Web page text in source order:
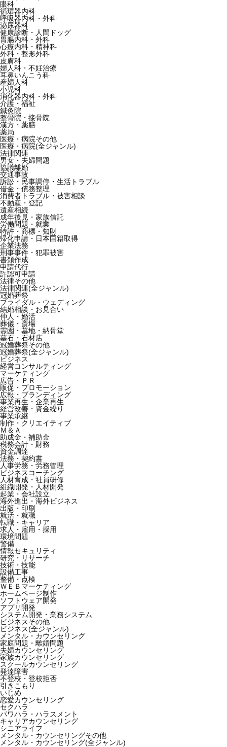
眼科
循環器内科
呼吸器内科・外科
泌尿器科
健康診断・人間ドッグ
胃腸内科・外科
心療内科・精神科
外科・整形外科
皮膚科
婦人科・不妊治療
耳鼻いんこう科
産婦人科
小児科
消化器内科・外科
介護・福祉
鍼灸院
整骨院・接骨院
漢方・薬膳
薬局
医療・病院その他
医療・病院(全ジャンル)
法律関連
男女・夫婦問題
協議離婚
交通事故
訴訟・民事調停・生活トラブル
借金・債務整理
消費者トラブル・被害相談
不動産・登記
遺産相続
成年後見・家族信託
労働問題・就業
特許・商標・知財
帰化申請・日本国籍取得
企業法務
刑事事件・犯罪被害
書類作成
申請代行
許認可申請
法律その他
法律関連(全ジャンル)
冠婚葬祭
ブライダル・ウェディング
結婚相談・お見合い
仲人・婚活
葬儀・斎場
霊園・墓地・納骨堂
墓石・石材店
冠婚葬祭その他
冠婚葬祭(全ジャンル)
ビジネス
経営コンサルティング
マーケティング
広告・ＰＲ
販促・プロモーション
広報・ブランディング
事業再生・企業再生
経営改善・資金繰り
事業承継
制作・クリエイティブ
Ｍ＆Ａ
助成金・補助金
税務会計・財務
資金調達
法務・契約書
人事労務・労務管理
ビジネスコーチング
人材育成・社員研修
組織開発・人材開発
起業・会社設立
海外進出・海外ビジネス
出版・印刷
就活・就職
転職・キャリア
求人・雇用・採用
環境問題
警備
情報セキュリティ
研究・リサーチ
技術・技能
設備工事
整備・点検
ＷＥＢマーケティング
ホームページ制作
ソフトウェア開発
アプリ開発
システム開発・業務システム
ビジネスその他
ビジネス(全ジャンル)
メンタル・カウンセリング
家庭問題・離婚問題
夫婦カウンセリング
家族カウンセリング
スクールカウンセリング
発達障害
不登校・登校拒否
引きこもり
いじめ
恋愛カウンセリング
セクハラ
パワハラ・ハラスメント
キャリアカウンセリング
シニアライフ
メンタル・カウンセリングその他
メンタル・カウンセリング(全ジャンル)